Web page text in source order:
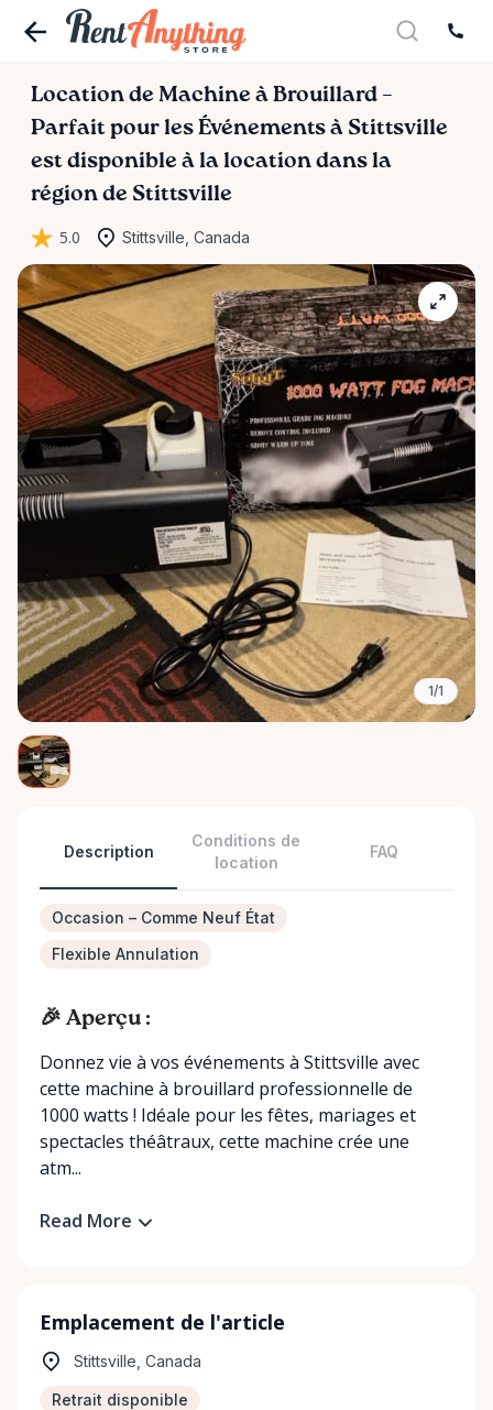
Location de Machine à Brouillard –
Parfait pour les Événements à Stittsville
est disponible à la location dans la
région de Stittsville
5.0 Stittsville, Canada
1/1
Description
Conditions de
location
FAQ
Occasion – Comme Neuf État
Flexible Annulation
🎉 Aperçu :
Donnez vie à vos événements à Stittsville avec
cette machine à brouillard professionnelle de
1000 watts ! Idéale pour les fêtes, mariages et
spectacles théâtraux, cette machine crée une
atm...
Read More
Emplacement de l'article
Stittsville, Canada
Retrait disponible